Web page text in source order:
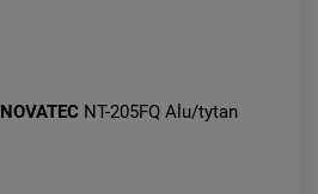
NOVATEC NT-205FQ Alu/tytan